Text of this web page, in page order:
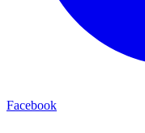
Facebook